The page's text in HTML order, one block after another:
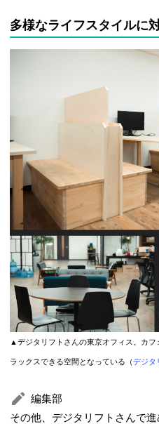
多様なライフスタイルに
▲デジタリフトさんの東京オフィス。カフ
ラックスできる空間となっている（デジタ
編集部
その他、デジタリフトさんで